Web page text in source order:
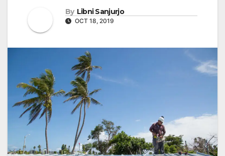
By Libni Sanjurjo
OCT 18, 2019